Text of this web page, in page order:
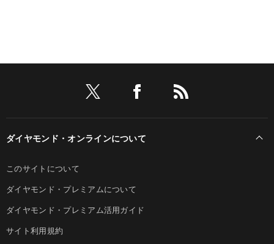
ダイヤモンド・オンラインについて
このサイトについて
ダイヤモンド・プレミアムについて
ダイヤモンド・プレミアム活用ガイド
サイト利用規約